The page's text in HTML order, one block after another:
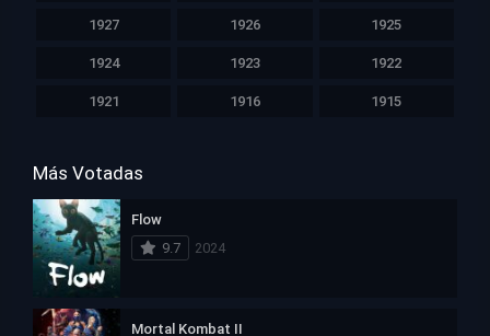
1927 1926 1925
1924 1923 1922
1921 1916 1915
Más Votadas
Flow
9.7
2024
Mortal Kombat II